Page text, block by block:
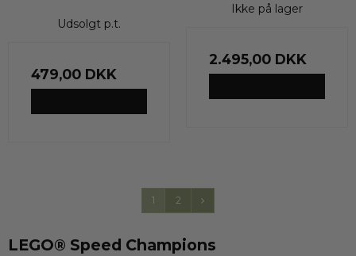
Udsolgt p.t.
479,00 DKK
Ikke på lager
2.495,00 DKK
1 2
LEGO® Speed Champions